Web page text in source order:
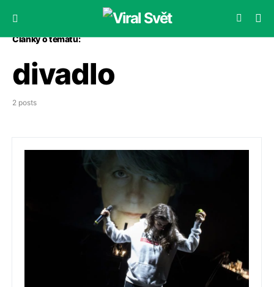
Články o tématu:
divadlo
2 posts